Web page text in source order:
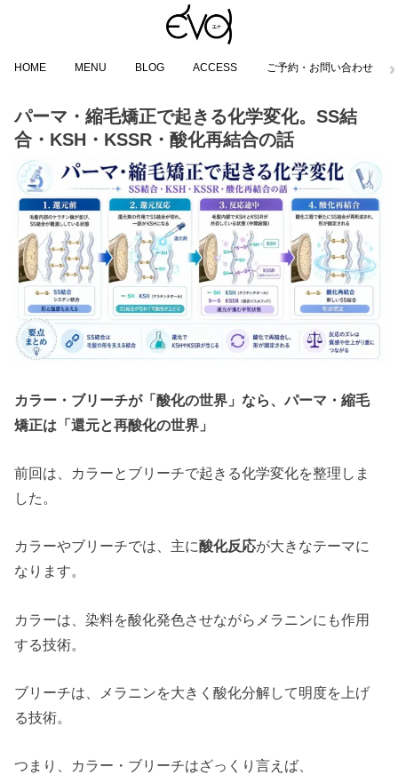
HOME MENU BLOG ACCESS ご予約・お問い合わせ
パーマ・縮毛矯正で起きる化学変化。SS結
合・KSH・KSSR・酸化再結合の話
カラー・ブリーチが「酸化の世界」なら、パーマ・縮毛
矯正は「還元と再酸化の世界」
前回は、カラーとブリーチで起きる化学変化を整理しま
した。
カラーやブリーチでは、主に酸化反応が大きなテーマに
なります。
カラーは、染料を酸化発色させながらメラニンにも作用
する技術。
ブリーチは、メラニンを大きく酸化分解して明度を上げ
る技術。
つまり、カラー・ブリーチはざっくり言えば、